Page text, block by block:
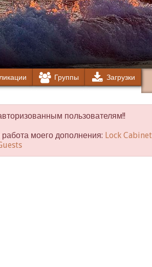
Группы
Загрузки
пользователям!!
моего дополнения: Lock Cabinet